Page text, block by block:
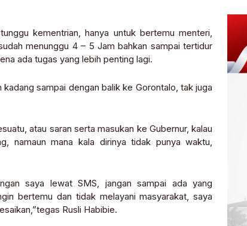
kementrian, hanya untuk bertemu menteri,
menunggu 4 – 5 Jam bahkan sampai tertidur
ada tugas yang lebih penting lagi.
sampai dengan balik ke Gorontalo, tak juga
atau saran serta masukan ke Gubernur, kalau
namaun mana kala dirinya tidak punya waktu,
saya lewat SMS, jangan sampai ada yang
bertemu dan tidak melayani masyarakat, saya
Rusli Habibie.